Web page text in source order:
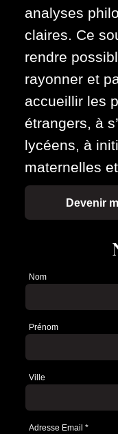
analyses
claires. Ce
rendre
rayonner et
accueillir les
étrangers, à
lycéens, à
maternelles
Devenir
Newsletter
Nom
Prénom
Ville
Adresse Email *